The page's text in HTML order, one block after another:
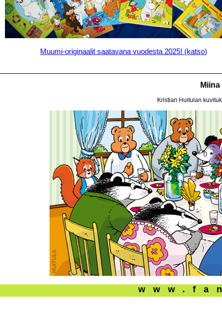
Muumi-originaalit saatavana vuodesta 2025! (katso)
Kristian Huitulan